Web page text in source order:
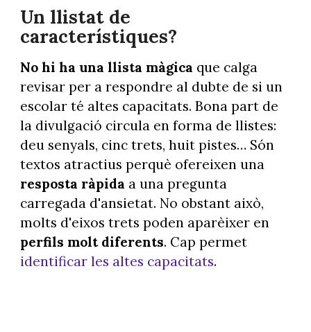
Un llistat de
característiques?
No hi ha una llista màgica que calga
revisar per a respondre al dubte de si un
escolar té altes capacitats. Bona part de
la divulgació circula en forma de llistes:
deu senyals, cinc trets, huit pistes… Són
textos atractius perquè ofereixen una
resposta ràpida a una pregunta
carregada d'ansietat. No obstant això,
molts d'eixos trets poden aparèixer en
perfils molt diferents. Cap permet
identificar les altes capacitats.